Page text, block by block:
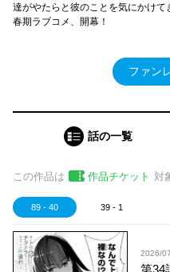
達がやたらと彼のことを気にかけ
春期ラブコメ、開幕！
ファン
話の一覧
この作品は 作品チケット 対
89 - 40 39 - 1
2026/
第34